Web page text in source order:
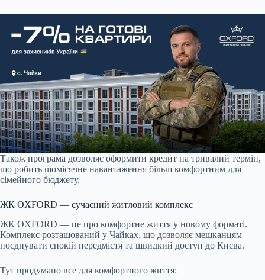
Також програма дозволяє оформити кредит на тривалий термін,
що робить щомісячне навантаження більш комфортним для
сімейного бюджету.
ЖК OXFORD — сучасний житловий комплекс
ЖК OXFORD — це про комфортне життя у новому форматі.
Комплекс розташований у Чайках, що дозволяє мешканцям
поєднувати спокій передмістя та швидкий доступ до Києва.
Тут продумано все для комфортного життя: